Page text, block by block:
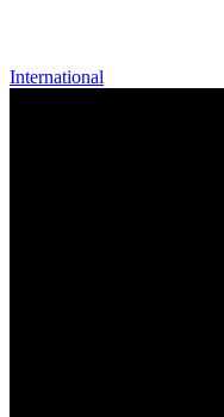
International